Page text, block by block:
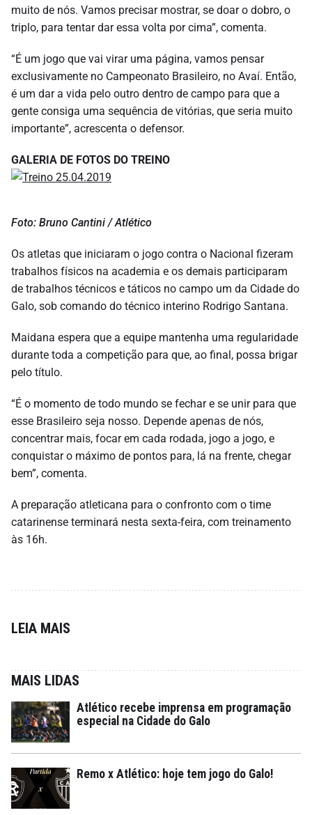
muito de nós. Vamos precisar mostrar, se doar o dobro, o
triplo, para tentar dar essa volta por cima”, comenta.
“É um jogo que vai virar uma página, vamos pensar
exclusivamente no Campeonato Brasileiro, no Avaí. Então,
é um dar a vida pelo outro dentro de campo para que a
gente consiga uma sequência de vitórias, que seria muito
importante”, acrescenta o defensor.
GALERIA DE FOTOS DO TREINO
Foto: Bruno Cantini / Atlético
Os atletas que iniciaram o jogo contra o Nacional fizeram
trabalhos físicos na academia e os demais participaram
de trabalhos técnicos e táticos no campo um da Cidade do
Galo, sob comando do técnico interino Rodrigo Santana.
Maidana espera que a equipe mantenha uma regularidade
durante toda a competição para que, ao final, possa brigar
pelo título.
“É o momento de todo mundo se fechar e se unir para que
esse Brasileiro seja nosso. Depende apenas de nós,
concentrar mais, focar em cada rodada, jogo a jogo, e
conquistar o máximo de pontos para, lá na frente, chegar
bem”, comenta.
A preparação atleticana para o confronto com o time
catarinense terminará nesta sexta-feira, com treinamento
às 16h.
LEIA MAIS
MAIS LIDAS
Atlético recebe imprensa em programação
especial na Cidade do Galo
Remo x Atlético: hoje tem jogo do Galo!